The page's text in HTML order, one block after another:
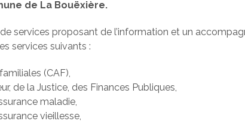
de La Bouëxière.
de services proposant de l’information et un
services suivants :
(CAF),
de la Justice, des Finances Publiques,
maladie,
vieillesse,